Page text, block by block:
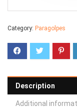
Category: Paragolpes
Description
Additional